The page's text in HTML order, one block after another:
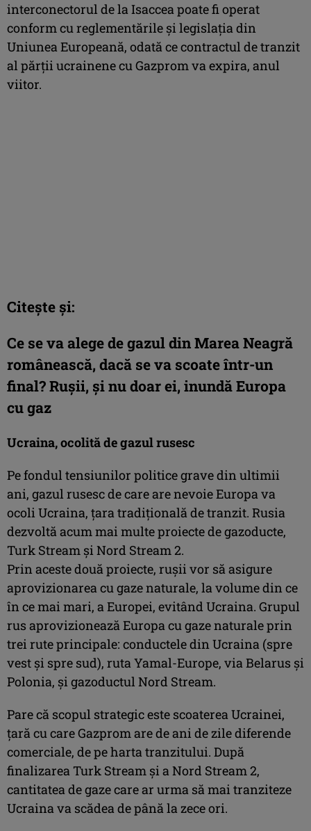
interconectorul de la Isaccea poate fi operat
conform cu reglementările şi legislaţia din
Uniunea Europeană, odată ce contractul de tranzit
al părţii ucrainene cu Gazprom va expira, anul
viitor.
Citeşte şi:
Ce se va alege de gazul din Marea Neagră
românească, dacă se va scoate într-un
final? Ruşii, şi nu doar ei, inundă Europa
cu gaz
Ucraina, ocolită de gazul rusesc
Pe fondul tensiunilor politice grave din ultimii
ani, gazul rusesc de care are nevoie Europa va
ocoli Ucraina, ţara tradiţională de tranzit. Rusia
dezvoltă acum mai multe proiecte de gazoducte,
Turk Stream şi Nord Stream 2.
Prin aceste două proiecte, ruşii vor să asigure
aprovizionarea cu gaze naturale, la volume din ce
în ce mai mari, a Europei, evitând Ucraina. Grupul
rus aprovizionează Europa cu gaze naturale prin
trei rute principale: conductele din Ucraina (spre
vest şi spre sud), ruta Yamal-Europe, via Belarus şi
Polonia, şi gazoductul Nord Stream.
Pare că scopul strategic este scoaterea Ucrainei,
ţară cu care Gazprom are de ani de zile diferende
comerciale, de pe harta tranzitului. După
finalizarea Turk Stream şi a Nord Stream 2,
cantitatea de gaze care ar urma să mai tranziteze
Ucraina va scădea de până la zece ori.